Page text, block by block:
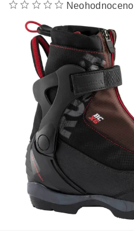
Neohodnoceno